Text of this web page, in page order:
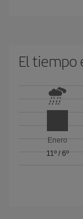
El tiempo
Enero
11º/ 6º